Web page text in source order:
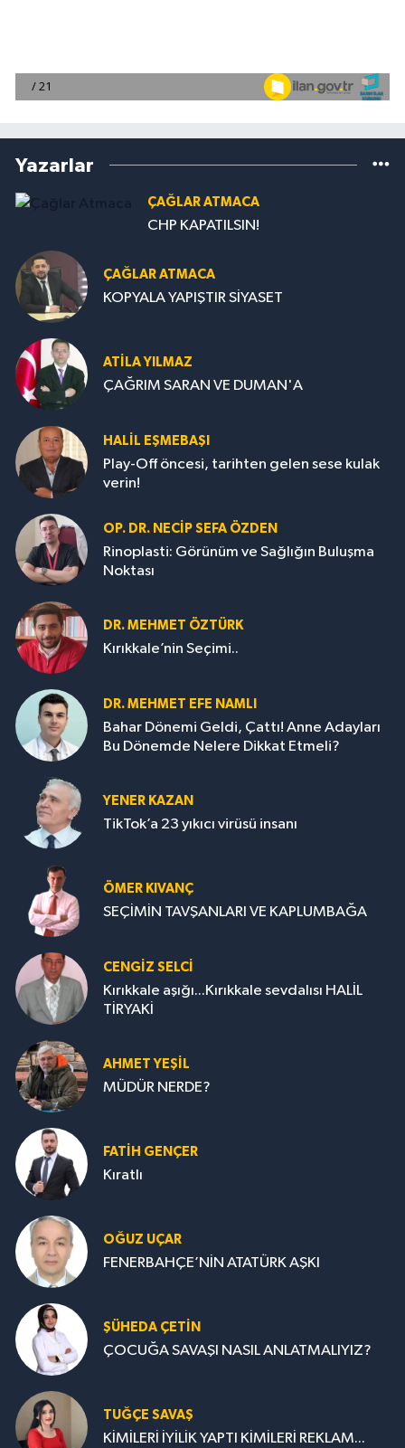
Yazarlar
ÇAĞLAR ATMACA
CHP KAPATILSIN!
ÇAĞLAR ATMACA
KOPYALA YAPIŞTIR SİYASET
ATILA YILMAZ
ÇAĞRIM SARAN VE DUMAN'A
HALIL EŞMEBAŞI
Play-Off öncesi, tarihten gelen sese kulak
verin!
OP. DR. NECIP SEFA ÖZDEN
Rinoplasti: Görünüm ve Sağlığın Buluşma
Noktası
DR. MEHMET ÖZTÜRK
Kırıkkale’nin Seçimi..
DR. MEHMET EFE NAMLI
Bahar Dönemi Geldi, Çattı! Anne Adayları
Bu Dönemde Nelere Dikkat Etmeli?
YENER KAZAN
TikTok’a 23 yıkıcı virüsü insanı
ÖMER KIVANÇ
SEÇİMİN TAVŞANLARI VE KAPLUMBAĞA
CENGİZ SELCİ
Kırıkkale aşığı...Kırıkkale sevdalısı HALİL
TİRYAKİ
AHMET YEŞİL
MÜDÜR NERDE?
FATIH GENÇER
Kıratlı
OĞUZ UÇAR
FENERBAHÇE’NİN ATATÜRK AŞKI
ŞÜHEDA ÇETİN
ÇOCUĞA SAVAŞI NASIL ANLATMALIYIZ?
TUĞÇE SAVAŞ
KİMİLERİ İYİLİK YAPTI KİMİLERİ REKLAM...